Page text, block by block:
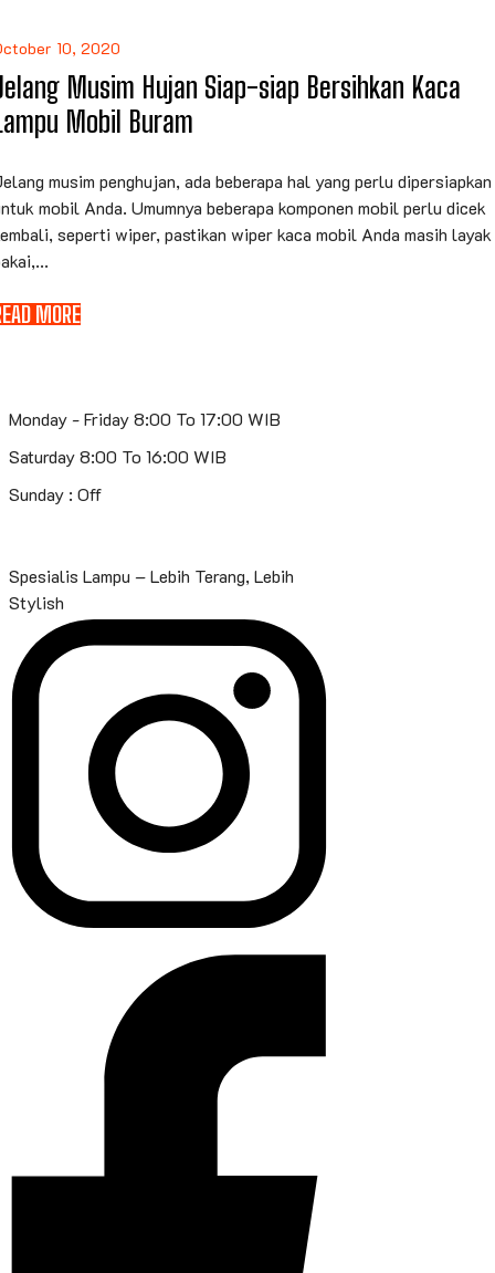
10, 2020
Musim Hujan Siap-siap Bersihkan Kaca
Mobil Buram
musim penghujan, ada beberapa hal yang perlu dipersiapkan
mobil Anda. Umumnya beberapa komponen mobil perlu dicek
seperti wiper, pastikan wiper kaca mobil Anda masih layak
MORE
Monday - Friday 8:00 To 17:00 WIB
Saturday 8:00 To 16:00 WIB
Sunday : Off
Spesialis Lampu – Lebih Terang, Lebih
Stylish